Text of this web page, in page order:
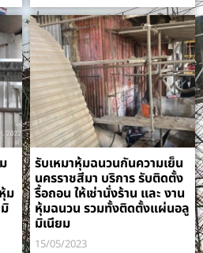
ม
รับเหมาหุ้มฉนวนกันความเย็น
นครราชสีมา บริการ รับติดตั้ง
รื้อถอน ให้เช่านั่งร้าน และ งาน
หุ้มฉนวน รวมทั้งติดตั้งแผ่นอลู
มิเนียม
15/05/2023